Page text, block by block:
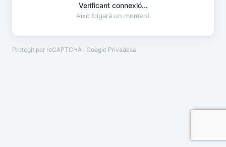
Verificant connexió...
Això trigarà un moment
Protegit per reCAPTCHA · Google Privadesa